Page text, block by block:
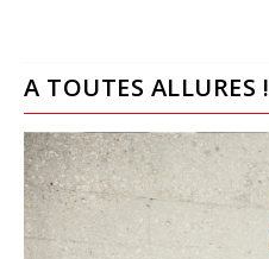
A TOUTES ALLURES !